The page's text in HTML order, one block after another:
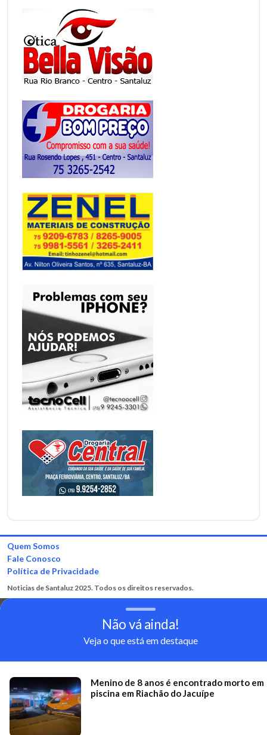
Quem Somos
Fale Conosco
Política de Privacidade
Noticias de Santaluz 2025. Todos os direitos reservados.
Não vá ainda!
Veja o que está em destaque
Menino de 8 anos é encontrado morto em
piscina em Riachão do Jacuípe